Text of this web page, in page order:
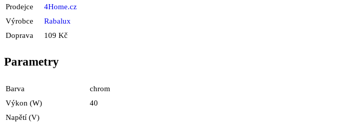
Prodejce
4Home.cz
Výrobce
Rabalux
Doprava
109 Kč
Parametry
Barva
chrom
Výkon (W)
40
Napětí (V)